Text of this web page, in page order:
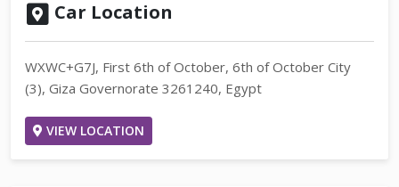
Car Location
WXWC+G7J, First 6th of October, 6th of October City
(3), Giza Governorate 3261240, Egypt
VIEW LOCATION